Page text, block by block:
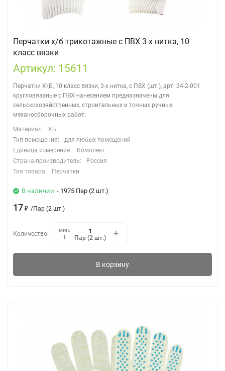
Перчатки х/б трикотажные с ПВХ 3-х нитка, 10
класс вязки
Артикул: 15611
Перчатки Х\Б, 10 класс вязки, 3-х нитка, с ПВХ (шт.), арт. 24-2-001
кругловязаные с ПВХ-нанесением предназначены для
сельскохозяйственных, строительных и точных ручных
механосборочных работ.
Материал:
ХБ
Тип помещения:
для любых помещений
Единица измерения:
Комплект
Страна-производитель:
Россия
Тип товара:
Перчатки
В наличии - 1975 Пар (2 шт.)
17 ₽ /Пар (2 шт.)
Количество:
мин.
1
Пар (2 шт.)
В корзину